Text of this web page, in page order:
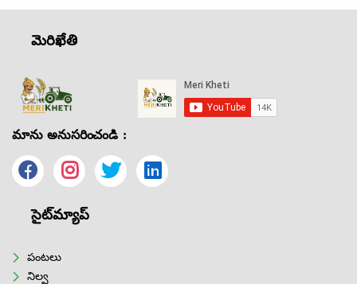
మెరిఖేతి
మాను అనుసరించండి :
సైట్‌మ్యాప్
పంటలు
నిల్వ